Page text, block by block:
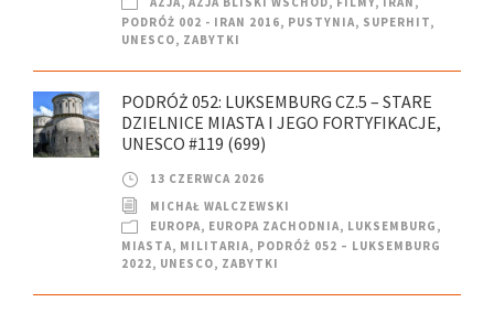
PODRÓŻ 002 - IRAN 2016, PUSTYNIA, SUPERHIT,
UNESCO, ZABYTKI
PODRÓŻ 052: LUKSEMBURG CZ.5 – STARE
DZIELNICE MIASTA I JEGO FORTYFIKACJE,
UNESCO #119 (699)
13 CZERWCA 2026
MICHAŁ WALCZEWSKI
EUROPA, EUROPA ZACHODNIA, LUKSEMBURG ,
MIASTA, MILITARIA, PODRÓŻ 052 – LUKSEMBURG
2022, UNESCO, ZABYTKI